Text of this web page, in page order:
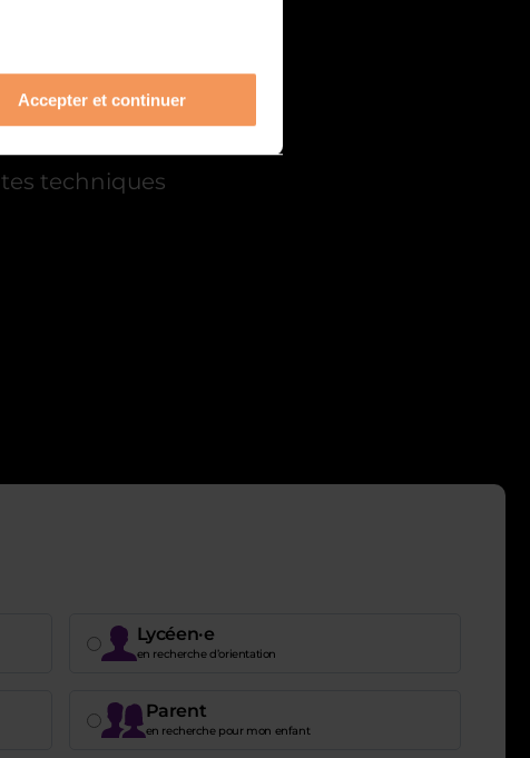
Accepter et continuer
techniques
Lycéen·e
en recherche d’orientation
Parent
en recherche pour mon enfant